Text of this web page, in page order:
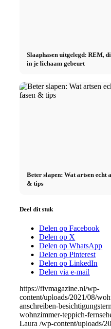
Slaaphasen uitgelegd: REM,
in je lichaam gebeurt
Beter slapen: Wat artsen echt
& tips
Deel dit stuk
Delen op Facebook
Delen op X
Delen op WhatsApp
Delen op Pinterest
Delen op LinkedIn
Delen via e-mail
https://fivmagazine.nl/wp-
content/uploads/2021/08/
anschreiben-
wohnzimmer-teppich-
Laura /wp-content/uploads/